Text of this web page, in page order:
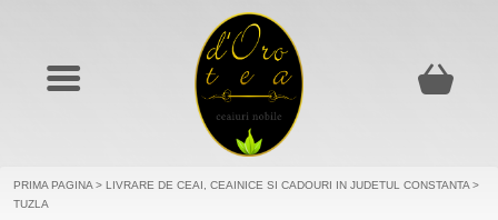
PRIMA PAGINA > LIVRARE DE CEAI, CEAINICE SI CADOURI IN JUDETUL CONSTANTA >
TUZLA